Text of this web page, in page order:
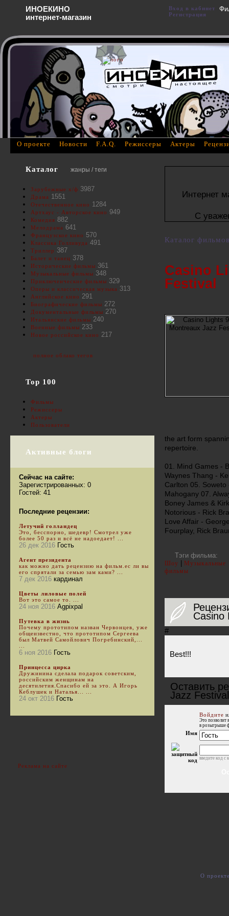
Интернет
С
Каталог
Casino
Festival
the art form
repertoire.
01. Mind Games -
Waynes Thang -
Carlton 05.
Mahogany 07.
Boney James &
Notorious - Rick
Love Affair -
Fourplay, Rick
Тэги фильма:
Шоу | Музыкальные
фильмы
Casino
#
Best!!!
Оставить
Jazz Festival
Войдите
Это позволит
в розыгрыше
Имя
введите код с
Каталог жанры / теги
Зарубежные х/ф 3987
Драма 1551
Отечественное кино 1284
Артхаус - Авторское кино 949
Комедия 882
Мелодрама 641
Французское кино 570
Классика Голливуда 491
Триллер 387
Балет и танец 378
Исторические фильмы 361
Музыкальные фильмы 348
Приключенческие фильмы 329
Оперы и классическая музыка 313
Английское кино 291
Биографические фильмы 272
Документальные фильмы 270
Итальянские фильмы 240
Военные фильмы 233
Новое российское кино 217
полное облако тегов
Top 100
Фильмы
Режиссеры
Актеры
Пользователи
Активные блоги
Сейчас на сайте:
Зарегистрированных: 0
Гостей: 41
Последние рецензии:
Летучий голландец
Это, бесспорно, шедевр! Смотрел уже
более 50 раз и всё не надоедает! ...
26 дек 2016 Гость
Агент президента
как можно дать рецензию на фильм.ес ли вы
его спрятали за семью зам ками? ...
7 дек 2016 кардинал
Цветы лиловые полей
Вот это самое то. ...
24 ноя 2016 Agpixpal
Путевка в жизнь
Почему прототипом назван Червонцев, уже
общеизвестно, что прототипом Сергеева
был Матвей Самойлович Погребинский,...
6 ноя 2016 Гость
Принцесса цирка
Дружинина сделала подарок советским,
российским женщинам на
десятилетия.Спасибо ей за это. А Игорь
Кеблушек и Наталья... ...
24 окт 2016 Гость
Реклама на сайте
О проекте Новости F.A.Q. Режиссеры Актеры
О
ИНОЕКИНО
интернет-магазин
Вход в кабинет
Регистрация